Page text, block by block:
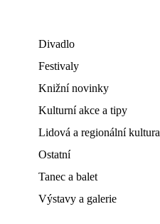
Divadlo
Festivaly
Knižní novinky
Kulturní akce a tipy
Lidová a regionální kultura
Ostatní
Tanec a balet
Výstavy a galerie